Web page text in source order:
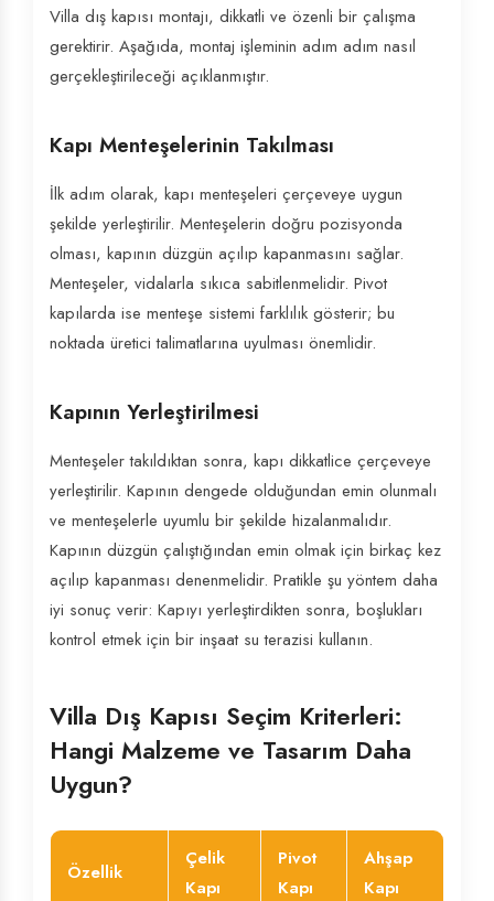
Villa dış kapısı montajı, dikkatli ve özenli bir çalışma
gerektirir. Aşağıda, montaj işleminin adım adım nasıl
gerçekleştirileceği açıklanmıştır.
Kapı Menteşelerinin Takılması
İlk adım olarak, kapı menteşeleri çerçeveye uygun
şekilde yerleştirilir. Menteşelerin doğru pozisyonda
olması, kapının düzgün açılıp kapanmasını sağlar.
Menteşeler, vidalarla sıkıca sabitlenmelidir. Pivot
kapılarda ise menteşe sistemi farklılık gösterir; bu
noktada üretici talimatlarına uyulması önemlidir.
Kapının Yerleştirilmesi
Menteşeler takıldıktan sonra, kapı dikkatlice çerçeveye
yerleştirilir. Kapının dengede olduğundan emin olunmalı
ve menteşelerle uyumlu bir şekilde hizalanmalıdır.
Kapının düzgün çalıştığından emin olmak için birkaç kez
açılıp kapanması denenmelidir. Pratikle şu yöntem daha
iyi sonuç verir: Kapıyı yerleştirdikten sonra, boşlukları
kontrol etmek için bir inşaat su terazisi kullanın.
Villa Dış Kapısı Seçim Kriterleri:
Hangi Malzeme ve Tasarım Daha
Uygun?
Özellik
Çelik
Kapı
Pivot
Kapı
Ahşap
Kapı